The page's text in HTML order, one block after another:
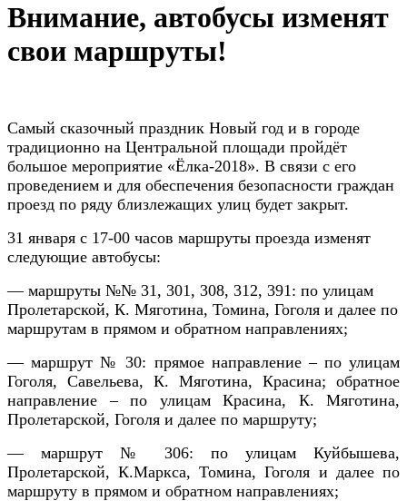
Внимание, автобусы изменят
свои маршруты!
Самый сказочный праздник Новый год и в городе
традиционно на Центральной площади пройдёт
большое мероприятие «Ёлка-2018». В связи с его
проведением и для обеспечения безопасности граждан
проезд по ряду близлежащих улиц будет закрыт.
31 января с 17-00 часов маршруты проезда изменят
следующие автобусы:
— маршруты №№ 31, 301, 308, 312, 391: по улицам
Пролетарской, К. Мяготина, Томина, Гоголя и далее по
маршрутам в прямом и обратном направлениях;
— маршрут № 30: прямое направление – по улицам
Гоголя, Савельева, К. Мяготина, Красина; обратное
направление – по улицам Красина, К. Мяготина,
Пролетарской, Гоголя и далее по маршруту;
— маршрут № 306: по улицам Куйбышева,
Пролетарской, К.Маркса, Томина, Гоголя и далее по
маршруту в прямом и обратном направлениях;